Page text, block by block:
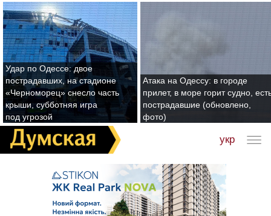
Удар по Одессе: двое
пострадавших, на стадионе
«Черноморец» снесло часть
крыши, субботняя игра
под угрозой
Атака на Одессу: в городе
прилет, в море горит судно,
пострадавшие (обновлено,
фото)
укр